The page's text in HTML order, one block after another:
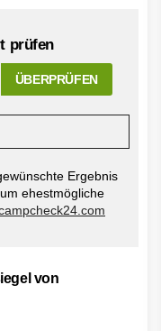
prüfen
ÜBERPRÜFEN
Ergebnis
ehestmögliche
von